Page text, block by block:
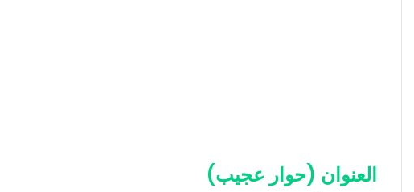
العنوان (حوار عجيب)